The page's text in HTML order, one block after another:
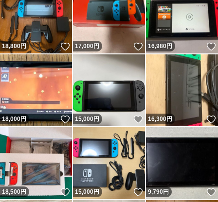
18,800円 いいね！
17,000円 いいね！
16,980円
18,000円 いいね！
15,000円 いいね！
16,300円
18,500円 いいね！
15,000円 いいね！
9,790 円